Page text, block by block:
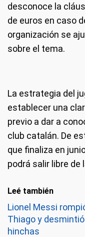
desconoce la
de euros en caso
organización se
sobre el tema.
La estrategia del
establecer una
previo a dar a
club catalán. De
que finaliza en
podrá salir libre
Leé también
Lionel Messi
Thiago y
hinchas